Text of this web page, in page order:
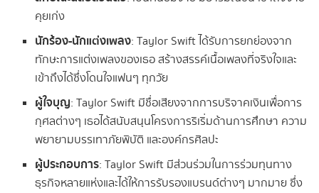
คุยเก่ง
นักร้อง-นักแต่งเพลง: Taylor Swift ได้รับการยกย่องจาก
ทักษะการแต่งเพลงของเธอ สร้างสรรค์เนื้อเพลงที่จริงใจและ
เข้าถึงได้ซึ่งโดนใจแฟนๆ ทุกวัย
ผู้ใจบุญ: Taylor Swift มีชื่อเสียงจากการบริจาคเงินเพื่อการ
กุศลต่างๆ เธอได้สนับสนุนโครงการริเริ่มด้านการศึกษา ความ
พยายามบรรเทาภัยพิบัติ และองค์กรศิลปะ
ผู้ประกอบการ: Taylor Swift มีส่วนร่วมในการร่วมทุนทาง
ธุรกิจหลายแห่งและได้ให้การรับรองแบรนด์ต่างๆ มากมาย ซึ่ง